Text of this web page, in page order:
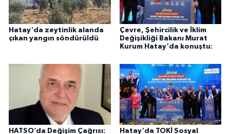
Hatay'da zeytinlik alanda
çıkan yangın söndürüldü
Çevre, Şehircilik ve İklim
Değişikliği Bakanı Murat
Kurum Hatay'da konuştu:
HATSO’da Değişim Çağrısı:
Hatay'da TOKİ Sosyal